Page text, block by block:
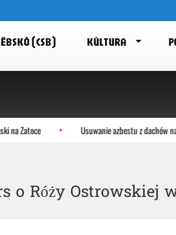
(CSB) KÙLTURA
Usuwanie azbestu z dachów na
o Róży Ostrowskiej